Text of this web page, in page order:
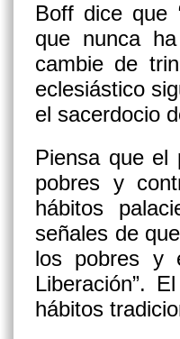
Boff dice que
que nunca
cambie de
eclesiástico
el sacerdocio
Piensa que el
pobres y
hábitos
señales de
los pobres y
Liberación”.
hábitos